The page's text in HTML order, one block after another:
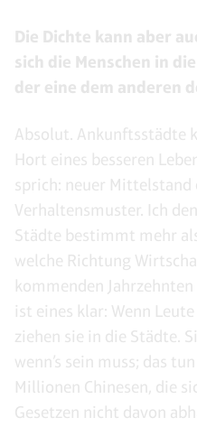
Die Dichte kann aber
sich die Menschen in
der eine dem anderen
Absolut. Ankunftsstädte
Hort eines besseren
sprich: neuer Mittelstand
Verhaltensmuster. Ich
Städte bestimmt mehr
welche Richtung
kommenden
ist eines klar: Wenn
ziehen sie in die Städte.
wenn’s sein muss; das
Millionen Chinesen, die
Gesetzen nicht davon